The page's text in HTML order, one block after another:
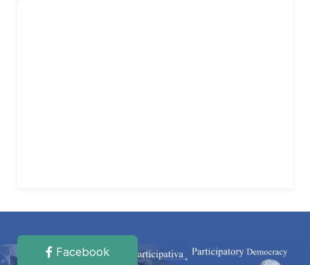
Facebook